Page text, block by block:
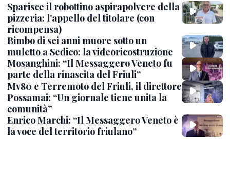
Sparisce il robottino aspirapolvere della
pizzeria: l'appello del titolare (con
ricompensa)
Bimbo di sei anni muore sotto un
muletto a Sedico: la videoricostruzione
Mosanghini: “Il Messaggero Veneto fu
parte della rinascita del Friuli”
Mv80 e Terremoto del Friuli, il direttore
Possamai: “Un giornale tiene unita la
comunità”
Enrico Marchi: “Il Messaggero Veneto è
la voce del territorio friulano”